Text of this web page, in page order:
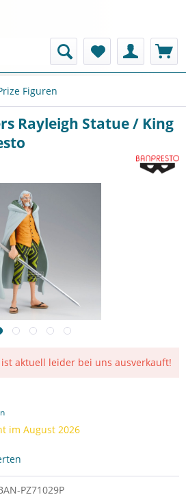
Figuren
Rayleigh Statue / King
aktuell leider bei uns ausverkauft!
im August 2026
PZ71029P